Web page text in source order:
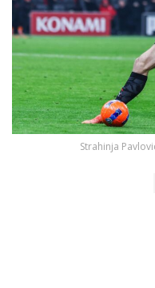
Strahinja